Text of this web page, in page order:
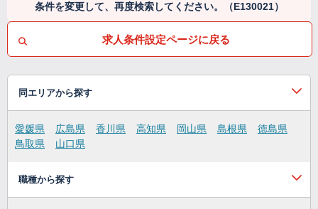
条件を変更して、再度検索してください。（E130021）
求人条件設定ページに戻る
同エリアから探す
愛媛県 広島県 香川県 高知県 岡山県 島根県
徳島県
鳥取県
山口県
職種から探す